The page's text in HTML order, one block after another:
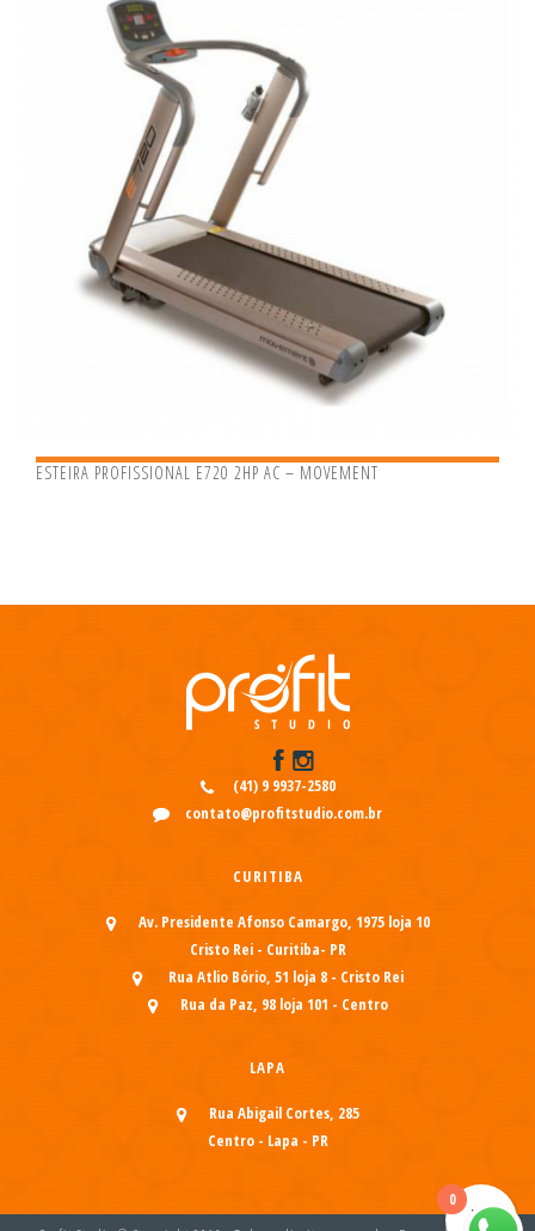
ESTEIRA PROFISSIONAL E720 2HP AC – MOVEMENT
(41) 9 9937-2580
contato@profitstudio.com.br
CURITIBA
Av. Presidente Afonso Camargo, 1975 loja 10
Cristo Rei - Curitiba- PR
Rua Atlio Bório, 51 loja 8 - Cristo Rei
Rua da Paz, 98 loja 101 - Centro
LAPA
Rua Abigail Cortes, 285
Centro - Lapa - PR
0